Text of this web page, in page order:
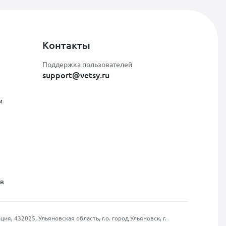
Контакты
Поддержка пользователей
support@vetsy.ru
Ульяновская область, г.о. город Ульяновск, г.